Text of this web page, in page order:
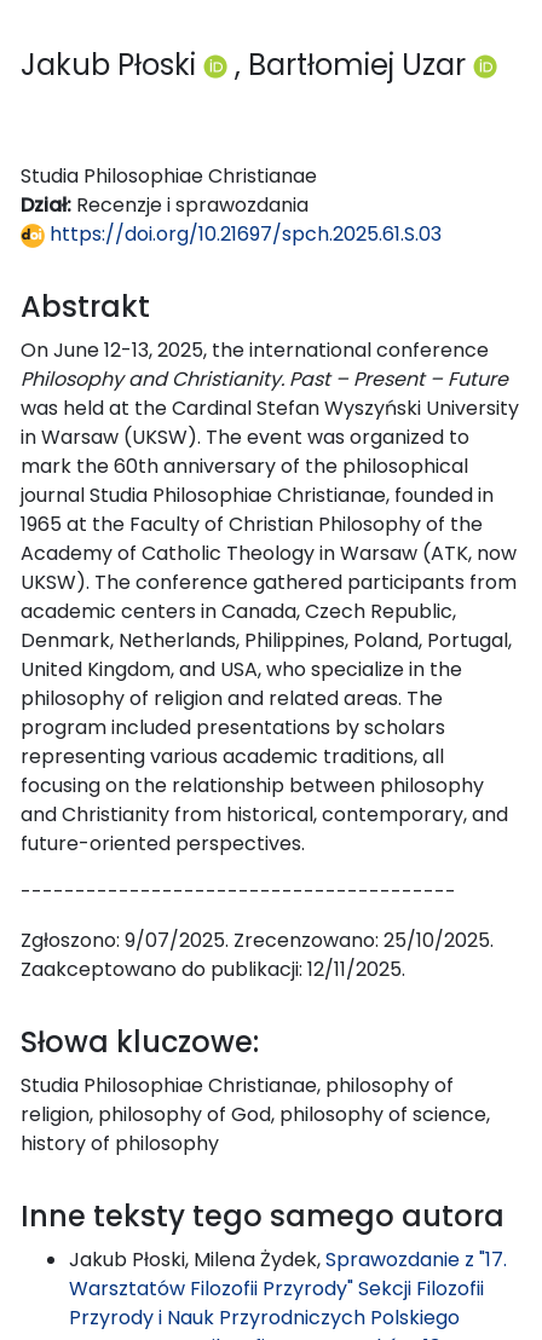
Jakub Płoski , Bartłomiej Uzar
Studia Philosophiae Christianae
Dział: Recenzje i sprawozdania
https://doi.org/10.21697/spch.2025.61.S.03
Abstrakt
On June 12-13, 2025, the international conference
Philosophy and Christianity. Past – Present – Future
was held at the Cardinal Stefan Wyszyński University
in Warsaw (UKSW). The event was organized to
mark the 60th anniversary of the philosophical
journal Studia Philosophiae Christianae, founded in
1965 at the Faculty of Christian Philosophy of the
Academy of Catholic Theology in Warsaw (ATK, now
UKSW). The conference gathered participants from
academic centers in Canada, Czech Republic,
Denmark, Netherlands, Philippines, Poland, Portugal,
United Kingdom, and USA, who specialize in the
philosophy of religion and related areas. The
program included presentations by scholars
representing various academic traditions, all
focusing on the relationship between philosophy
and Christianity from historical, contemporary, and
future-oriented perspectives.
----------------------------------------
Zgłoszono: 9/07/2025. Zrecenzowano: 25/10/2025.
Zaakceptowano do publikacji: 12/11/2025.
Słowa kluczowe:
Studia Philosophiae Christianae, philosophy of
religion, philosophy of God, philosophy of science,
history of philosophy
Inne teksty tego samego autora
Jakub Płoski, Milena Żydek,Sprawozdanie z "17.
Warsztatów Filozofii Przyrody" Sekcji Filozofii
Przyrody i Nauk Przyrodniczych Polskiego